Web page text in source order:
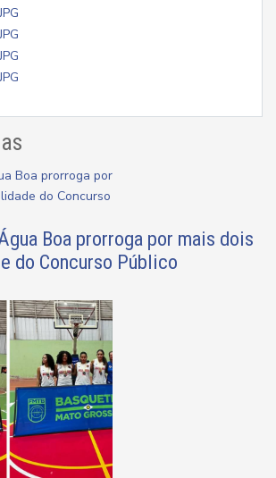
Boa prorroga por mais dois
do Concurso Público